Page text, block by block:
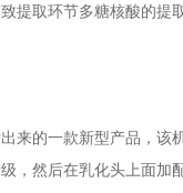
提取环节多糖核酸的提
来的一款新型产品，
，然后在乳化头上面加